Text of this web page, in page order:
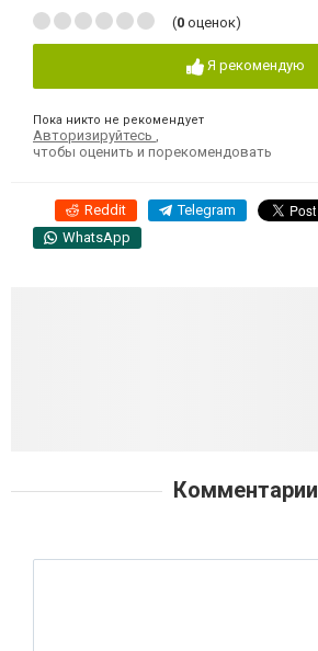
(0 оценок)
Я рекомендую
Пока никто не рекомендует
Авторизируйтесь
чтобы оценить и порекомендовать
Reddit Telegram
WhatsApp
Комментарии